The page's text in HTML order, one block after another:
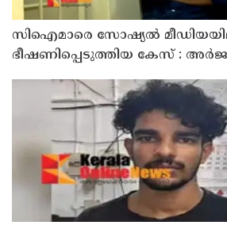
സിഐമാരെ സോഷ്യൽ
ഭീഷണിപ്പെടുത്തിയ കേസ് :
വീട്ടിൽ നിന്നും ലാപ്ടോപ്പ്